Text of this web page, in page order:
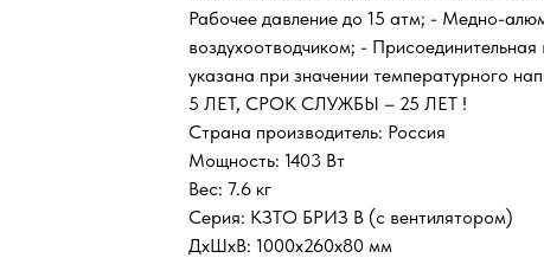
Рабочее давление до 15 атм; - Медно-
воздухоотводчиком; -
указана при значении температурного
5 ЛЕТ, СРОК СЛУЖБЫ – 25 ЛЕТ !
Страна производитель: Россия
Мощность: 1403 Вт
Вес: 7.6 кг
Серия: КЗТО БРИЗ В (с вентилятором)
ДхШxВ: 1000х260х80 мм